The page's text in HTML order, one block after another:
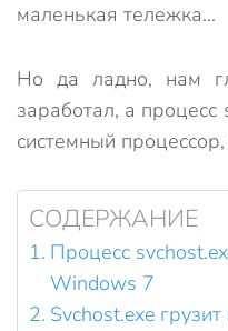
маленькая тележка…
Но да ладно, нам
заработал, а процесс
системный процессор,
СОДЕРЖАНИЕ
Процесс
Windows 7
Svchost.exe